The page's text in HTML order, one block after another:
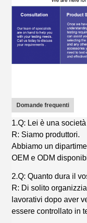
Domande frequenti
1.Q: Lei è una
R: Siamo produttori.
Abbiamo un
OEM e ODM
2.Q: Quanto dura il
R: Di solito
lavorativi dopo aver
essere controllato in